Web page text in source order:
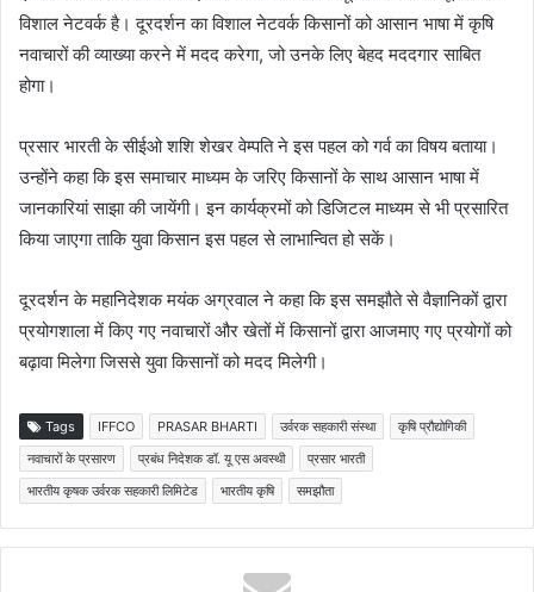
विशाल नेटवर्क है। दूरदर्शन का विशाल नेटवर्क किसानों को आसान भाषा में कृषि
नवाचारों की व्याख्या करने में मदद करेगा, जो उनके लिए बेहद मददगार साबित
होगा।
प्रसार भारती के सीईओ शशि शेखर वेम्पति ने इस पहल को गर्व का विषय बताया।
उन्होंने कहा कि इस समाचार माध्यम के जरिए किसानों के साथ आसान भाषा में
जानकारियां साझा की जायेंगी। इन कार्यक्रमों को डिजिटल माध्यम से भी प्रसारित
किया जाएगा ताकि युवा किसान इस पहल से लाभान्वित हो सकें।
दूरदर्शन के महानिदेशक मयंक अग्रवाल ने कहा कि इस समझौते से वैज्ञानिकों द्वारा
प्रयोगशाला में किए गए नवाचारों और खेतों में किसानों द्वारा आजमाए गए प्रयोगों को
बढ़ावा मिलेगा जिससे युवा किसानों को मदद मिलेगी।
Tags IFFCO PRASAR BHARTI उर्वरक सहकारी संस्था
कृषि प्रौद्योगिकी
नवाचारों के प्रसारण
प्रबंध निदेशक डॉ. यू एस अवस्थी
प्रसार भारती
भारतीय कृषक उर्वरक सहकारी लिमिटेड
भारतीय कृषि समझौता